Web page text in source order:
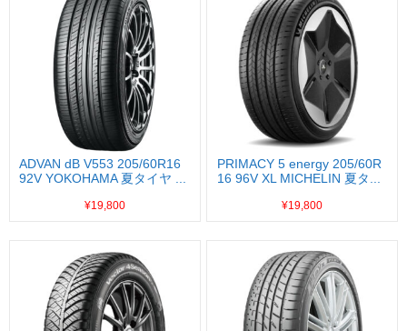
ADVAN dB V553 205/60R16
92V YOKOHAMA 夏タイヤ ...
¥19,800
PRIMACY 5 energy 205/60R
16 96V XL MICHELIN 夏タ...
¥19,800